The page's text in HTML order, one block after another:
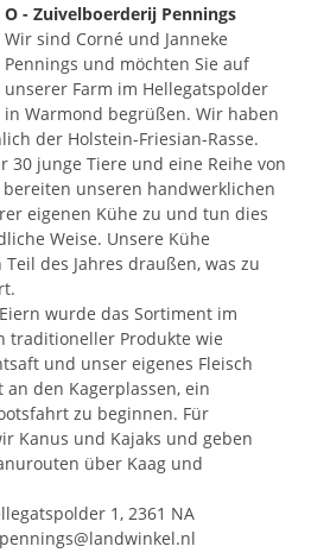
O - Zuivelboerderij Pennings
Wir sind Corné und Janneke
Pennings und möchten Sie auf
unserer Farm im Hellegatspolder
in Warmond begrüßen. Wir haben
der Holstein-Friesian-Rasse.
30 junge Tiere und eine Reihe von
unseren handwerklichen
eigenen Kühe zu und tun dies
Weise. Unsere Kühe
des Jahres draußen, was zu
wurde das Sortiment im
traditioneller Produkte wie
und unser eigenes Fleisch
den Kagerplassen, ein
zu beginnen. Für
Kanus und Kajaks und geben
über Kaag und
1, 2361 NA